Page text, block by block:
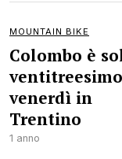
MOUNTAIN BIKE
Colombo è
venerdì in
Trentino
1 anno